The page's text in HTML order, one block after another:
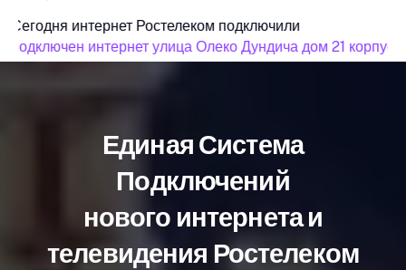
Сегодня интернет Ростелеком подключили
подключен интернет улица Олеко Дундича дом 21 корпус 1
Единая Система
Подключений
нового интернета и
телевидения Ростелеком